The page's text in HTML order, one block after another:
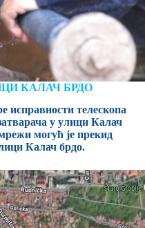
КАЛАЧ БРДО
исправности телескопа
у улици Калач
могућ је прекид
Калач брдо.